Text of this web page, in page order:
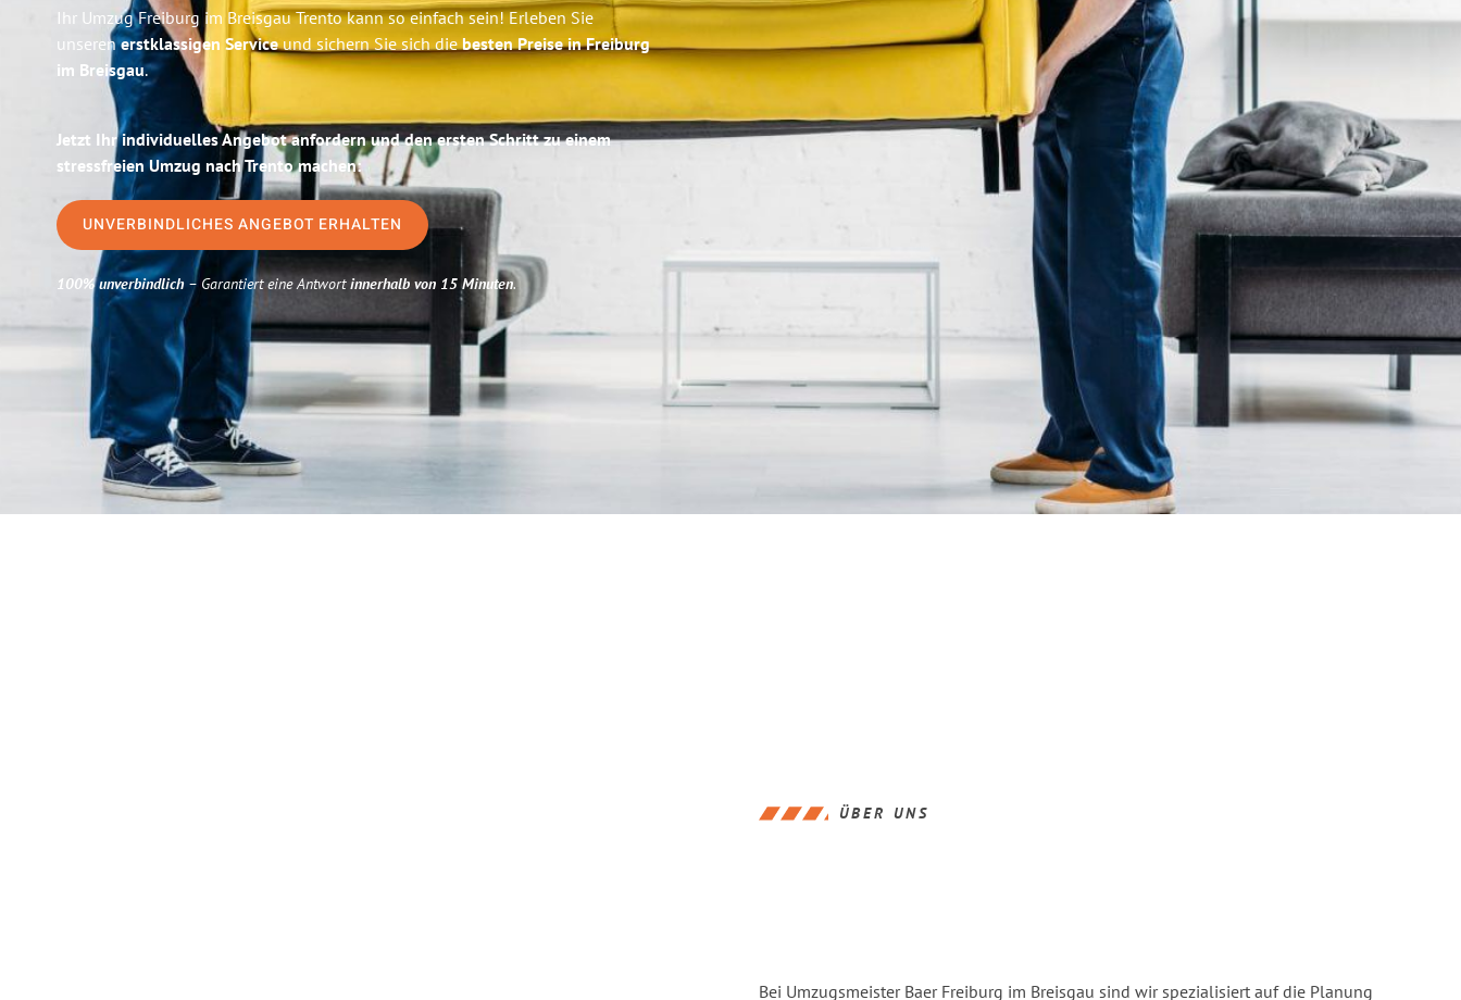
Ihr Umzug Freiburg im Breisgau Trento kann so einfach sein! Erleben Sie
unserenerstklassigen Serviceund sichern Sie sich diebesten Preise in Freiburg
im Breisgau.
Jetzt Ihr individuelles Angebot anfordern und den ersten Schritt zu einem
stressfreien Umzug nach Trento machen:
UNVERBINDLICHES ANGEBOT ERHALTEN
100% unverbindlich– Garantiert eine Antwortinnerhalb von 15 Minuten.
ÜBER UNS
Bei Umzugsmeister Baer Freiburg im Breisgau sind wir spezialisiert auf die Planung